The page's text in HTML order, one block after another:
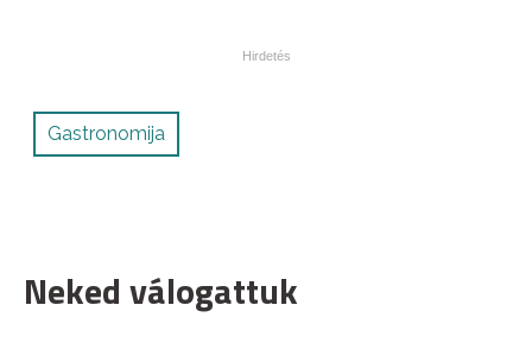
Gastronomija
Neked válogattuk